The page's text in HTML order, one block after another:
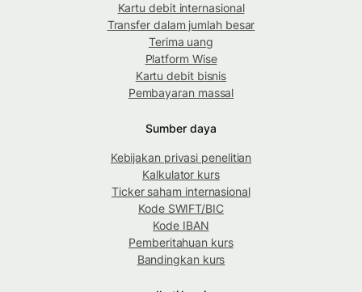
Kartu debit internasional
Transfer dalam jumlah besar
Terima uang
Platform Wise
Kartu debit bisnis
Pembayaran massal
Sumber daya
Kebijakan privasi penelitian
Kalkulator kurs
Ticker saham internasional
Kode SWIFT/BIC
Kode IBAN
Pemberitahuan kurs
Bandingkan kurs